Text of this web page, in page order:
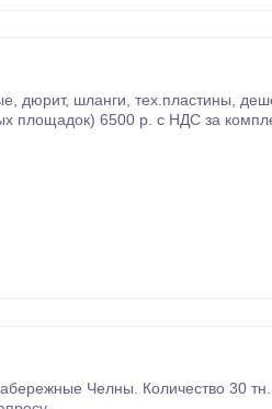
Челны. Количество 30 тн., цена 149